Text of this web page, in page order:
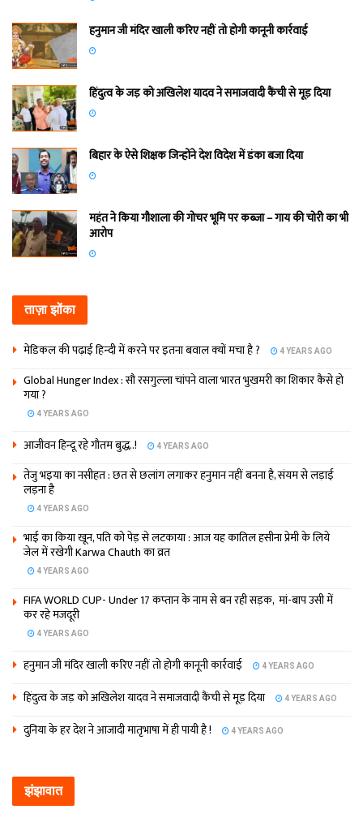
हनुमान जी मंदिर खाली करिए नहीं तो होगी कानूनी कार्रवाई
हिंदुत्व के जड़ को अखिलेश यादव ने समाजवादी कैंची से मूड़ दिया
बिहार के ऐसे शिक्षक जिन्होंने देश विदेश में डंका बजा दिया
महंत ने किया गौशाला की गोचर भूमि पर कब्जा – गाय की चोरी का भी
आरोप
ताज़ा झोंका
मेडिकल की पढ़ाई हिन्‍दी में करने पर इतना बवाल क्‍यों मचा है ? 4 YEARS AGO
Global Hunger Index : सौ रसगुल्‍ला चांपने वाला भारत भुखमरी का शिकार कैसे हो
गया ?
4 YEARS AGO
आजीवन हिन्दू रहे गौतम बुद्ध..! 4 YEARS AGO
तेजु भइया का नसीहत : छत से छलांग लगाकर हनुमान नहीं बनना है, संयम से लड़ाई
लड़ना है
4 YEARS AGO
भाई का किया खून, पति को पेड़ से लटकाया : आज यह कातिल हसीना प्रेमी के लिये
जेल में रखेगी Karwa Chauth का व्रत
4 YEARS AGO
FIFA WORLD CUP- Under 17 कप्‍तान के नाम से बन रही सड़क, मां-बाप उसी में
कर रहे मजदूरी
4 YEARS AGO
हनुमान जी मंदिर खाली करिए नहीं तो होगी कानूनी कार्रवाई 4 YEARS AGO
हिंदुत्व के जड़ को अखिलेश यादव ने समाजवादी कैंची से मूड़ दिया 4 YEARS AGO
दुनिया के हर देश ने आजादी मातृभाषा में ही पायी है ! 4 YEARS AGO
झंझावात